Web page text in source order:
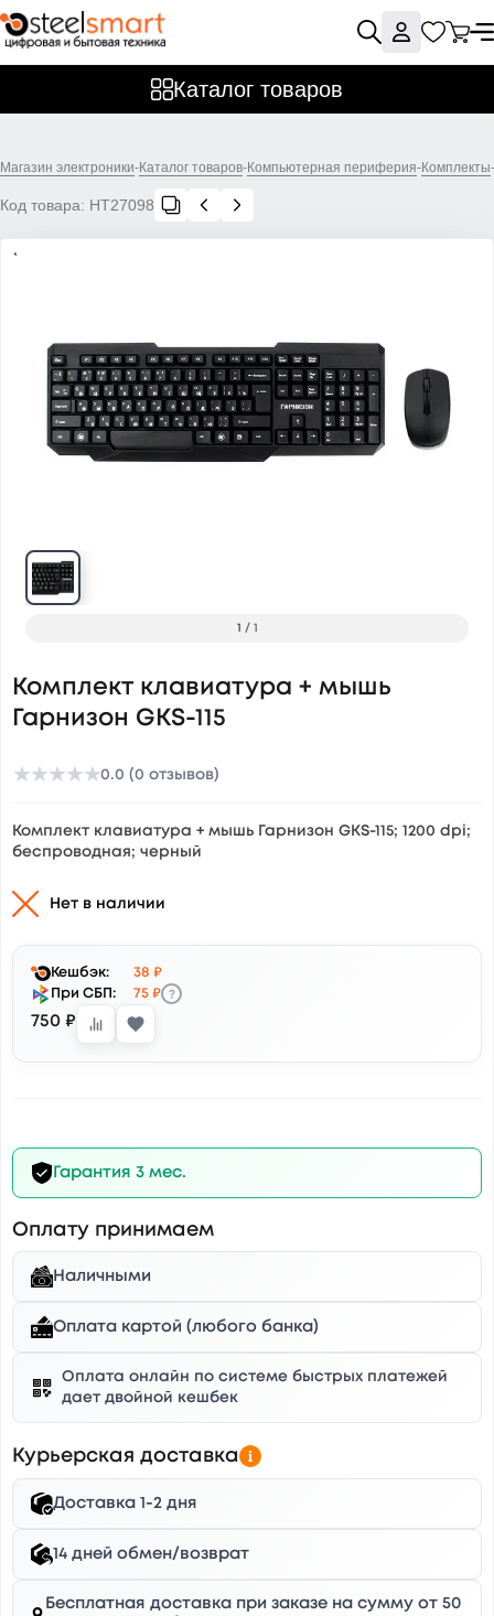
Каталог товаров
Магазин электроники-Каталог товаров-Компьютерная периферия-Комплекты-
Код товара: НТ27098
1 / 1
Комплект клавиатура + мышь
Гарнизон GKS-115
★★★★★0.0 (0 отзывов)
Комплект клавиатура + мышь Гарнизон GKS-115; 1200 dpi;
беспроводная; черный
Нет в наличии
Кешбэк:
38 ₽
При СБП:
75 ₽ ?
750 ₽
Гарантия 3 мес.
Оплату принимаем
Наличными
Оплата картой (любого банка)
Оплата онлайн по системе быстрых платежей
дает двойной кешбек
Курьерская доставка
Доставка 1-2 дня
14 дней обмен/возврат
Бесплатная доставка при заказе на сумму от 50